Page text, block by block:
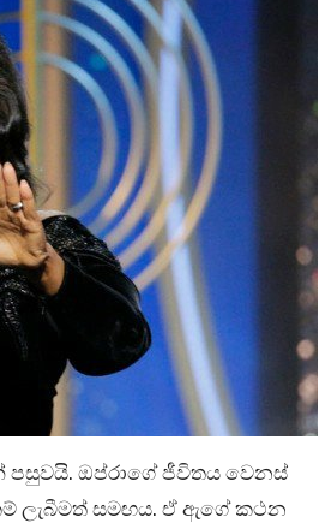
ඔප්රාගේ ජීවිතය වෙනස්
ලැබීමත් සමඟය. ඒ ඇගේ කථන